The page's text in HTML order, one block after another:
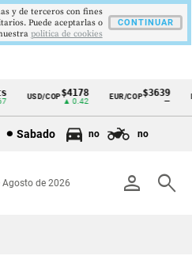
USD/COP$4178
▲ 0.42
EUR/COP$3639
Sabado no no
person search
Agosto de 2026
y de terceros con fines
Puede aceptarlas o
politica de cookies
CONTINUAR